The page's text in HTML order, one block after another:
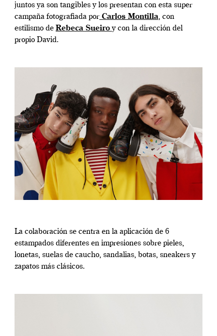
juntos ya son tangibles y los presentan con esta super
campaña fotografiada porCarlos Montilla, con
estilismo de Rebeca Sueiro y con la dirección del
propio David.
La colaboración se centra en la aplicación de 6
estampados diferentes en impresiones sobre pieles,
lonetas, suelas de caucho, sandalias, botas, sneakers y
zapatos más clásicos.